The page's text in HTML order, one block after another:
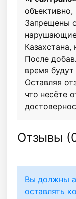
объективно,
Запрещены
нарушающие
После
время
Оставляя
что несёте
Отзывы (
Вы должны
оставлять